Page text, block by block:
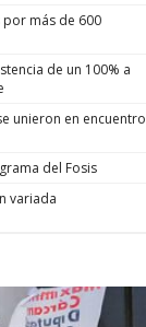
más de 600
de un 100% a
unieron en encuentro
del Fosis
variada